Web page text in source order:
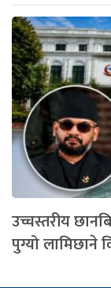
उच्चस्तरीय
पुग्यो लामिछाने